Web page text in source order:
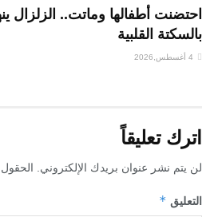
وماتت.. الزلزال ينهي حياة
عنوان بريدك الإلكتروني. الحقول الإلزامية